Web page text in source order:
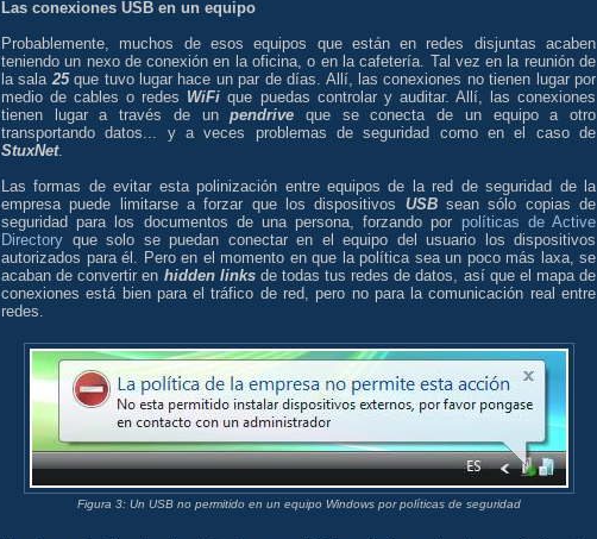
Las conexiones USB en un equipo
Probablemente, muchos de esos equipos que están en redes disjuntas acaben
teniendo un nexo de conexión en la oficina, o en la cafetería. Tal vez en la reunión de
la sala 25que tuvo lugar hace un par de días. Allí, las conexiones no tienen lugar por
medio de cables o redes WiFi que puedas controlar y auditar. Allí, las conexiones
tienen lugar a través de unpendrive que se conecta de un equipo a otro
transportando datos... y a veces problemas de seguridad como en el caso de
StuxNet.
Las formas de evitar esta polinización entre equipos de la red de seguridad de la
empresa puede limitarse a forzar que los dispositivos USBsean sólo copias de
seguridad para los documentos de una persona, forzando por políticas de Active
Directory que solo se puedan conectar en el equipo del usuario los dispositivos
autorizados para él. Pero en el momento en que la política sea un poco más laxa, se
acaban de convertir en hidden linksde todas tus redes de datos, así que el mapa de
conexiones está bien para el tráfico de red, pero no para la comunicación real entre
redes.
Figura 3: Un USB no permitido en un equipo Windows por políticas de seguridad